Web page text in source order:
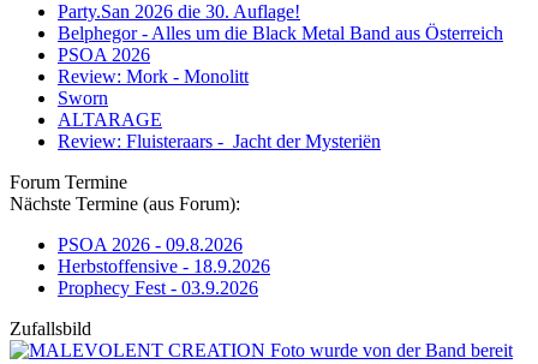
Party.San 2026 die 30. Auflage!
Belphegor - Alles um die Black Metal Band aus Österreich
PSOA 2026
Review: Mork - Monolitt
Sworn
ALTARAGE
Review: Fluisteraars - Jacht der Mysteriën
Forum Termine
Nächste Termine (aus Forum):
PSOA 2026 - 09.8.2026
Herbstoffensive - 18.9.2026
Prophecy Fest - 03.9.2026
Zufallsbild